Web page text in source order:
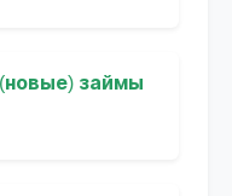
займы